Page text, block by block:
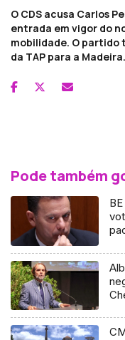
O CDS acusa Carlos
entrada em vigor do
mobilidade. O partido
da TAP para a Madeira.
Pode também